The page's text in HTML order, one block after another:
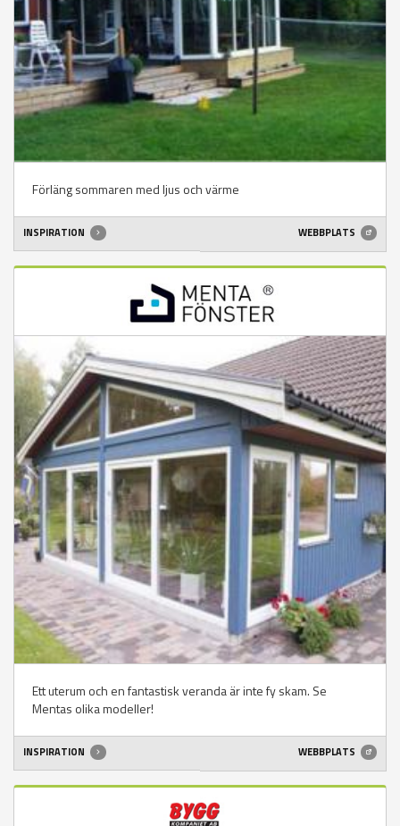
Förläng sommaren med ljus och värme
INSPIRATION WEBBPLATS
Ett uterum och en fantastisk veranda är inte fy skam. Se
Mentas olika modeller!
INSPIRATION WEBBPLATS